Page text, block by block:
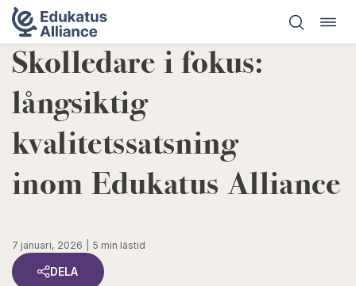
Hoppa
till
innehåll
Skolledare i fokus:
långsiktig
kvalitetssatsning
inom Edukatus Alliance
7 januari, 2026 5 min lästid
DELA